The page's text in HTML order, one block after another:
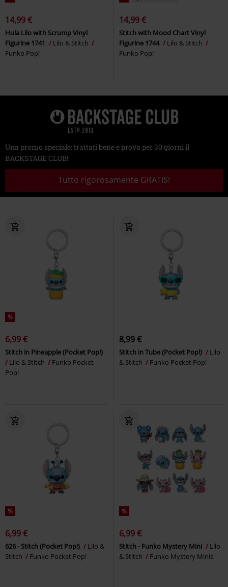
14,99 €
Hula Lilo with Scrump Vinyl
Figurine 1741
Lilo & Stitch
Funko Pop!
14,99 €
Stitch with Mood Chart Vinyl
Figurine 1744
Lilo & Stitch
Funko Pop!
Una promo speciale: trattati bene e prova per 30 giorni il
BACKSTAGE CLUB!
Tutto rigorosamente GRATIS!
%
6,99 €
Stitch in Pineapple (Pocket Pop!)
Lilo & Stitch
Funko Pocket
Pop!
8,99 €
Stitch in Tube (Pocket Pop!)
Lilo
& Stitch
Funko Pocket Pop!
%
6,99 €
626 - Stitch (Pocket Pop!)
Lilo &
Stitch
Funko Pocket Pop!
%
6,99 €
Stitch - Funko Mystery Mini
Lilo
& Stitch
Funko Mystery Minis